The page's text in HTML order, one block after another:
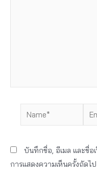
Name*
บันทึกชื่อ, อีเมล และชื่อ
การแสดงความเห็นครั้งถัดไป